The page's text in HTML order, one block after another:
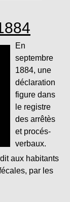
En
septembre
1884, une
déclaration
figure dans
le registre
des arrêtès
et procés-
verbaux.
aux habitants
par les